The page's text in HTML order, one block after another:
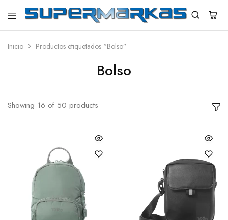
SuperMarkas
Ropa
con
Inicio Productos etiquetados “Bolso”
Bolso
Showing 16 of 50 products